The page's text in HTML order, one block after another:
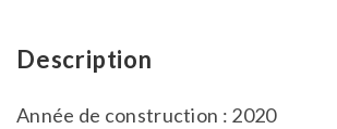
Description
Année de construction : 2020